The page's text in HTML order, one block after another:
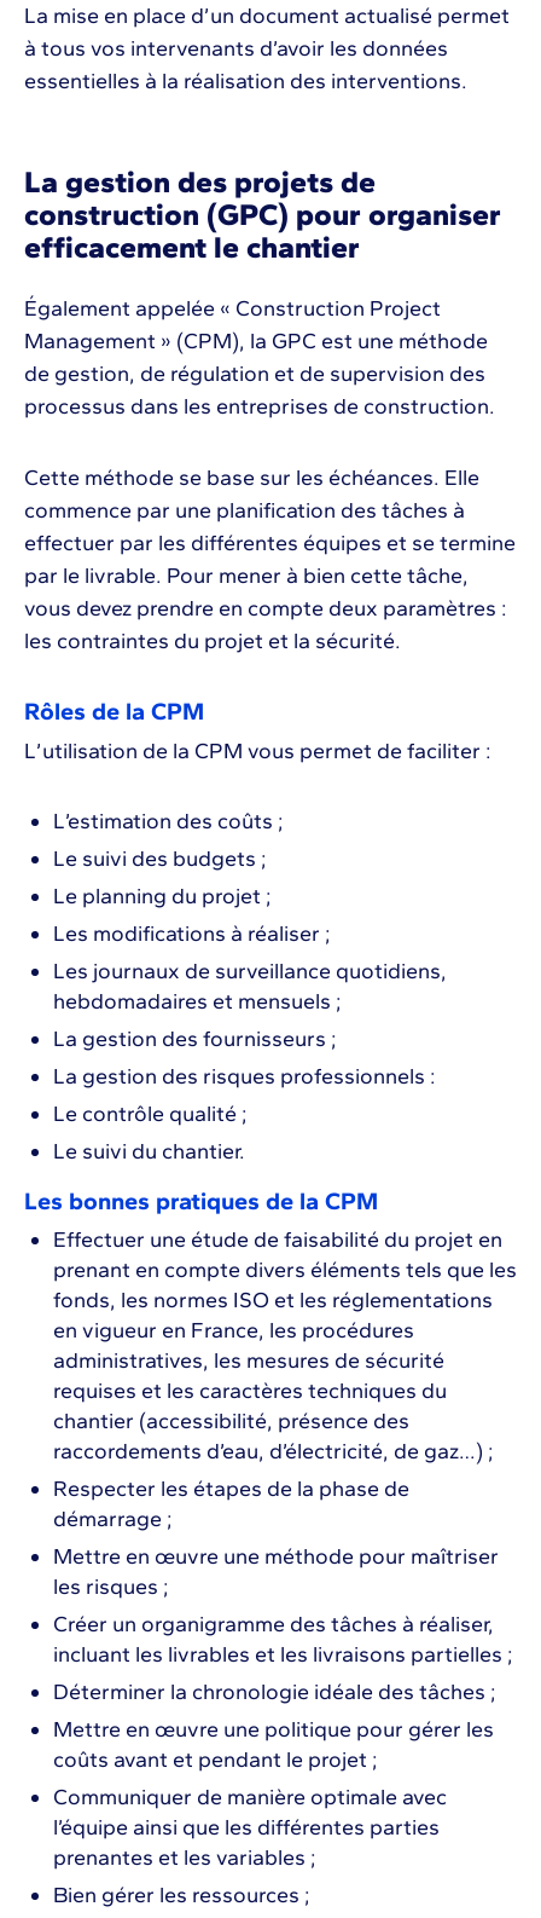
La mise en place d’un document actualisé permet
à tous vos intervenants d’avoir les données
essentielles à la réalisation des interventions.
La gestion des projets de
construction (GPC) pour organiser
efficacement le chantier
Également appelée « Construction Project
Management » (CPM), la GPC est une méthode
de gestion, de régulation et de supervision des
processus dans les entreprises de construction.
Cette méthode se base sur les échéances. Elle
commence par une planification des tâches à
effectuer par les différentes équipes et se termine
par le livrable. Pour mener à bien cette tâche,
vous devez prendre en compte deux paramètres :
les contraintes du projet et la sécurité.
Rôles de la CPM
L’utilisation de la CPM vous permet de faciliter :
L’estimation des coûts ;
Le suivi des budgets ;
Le planning du projet ;
Les modifications à réaliser ;
Les journaux de surveillance quotidiens,
hebdomadaires et mensuels ;
La gestion des fournisseurs ;
La gestion des risques professionnels :
Le contrôle qualité ;
Le suivi du chantier.
Les bonnes pratiques de la CPM
Effectuer une étude de faisabilité du projet en
prenant en compte divers éléments tels que les
fonds, les normes ISO et les réglementations
en vigueur en France, les procédures
administratives, les mesures de sécurité
requises et les caractères techniques du
chantier (accessibilité, présence des
raccordements d’eau, d’électricité, de gaz…) ;
Respecter les étapes de la phase de
démarrage ;
Mettre en œuvre une méthode pour maîtriser
les risques ;
Créer un organigramme des tâches à réaliser,
incluant les livrables et les livraisons partielles ;
Déterminer la chronologie idéale des tâches ;
Mettre en œuvre une politique pour gérer les
coûts avant et pendant le projet ;
Communiquer de manière optimale avec
l’équipe ainsi que les différentes parties
prenantes et les variables ;
Bien gérer les ressources ;